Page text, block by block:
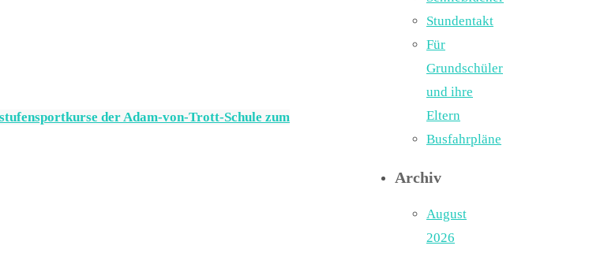
der Adam-von-Trott-Schule zum
Stundentakt
Für
Grundschüler
und ihre
Eltern
Busfahrpläne
Archiv
August
2026